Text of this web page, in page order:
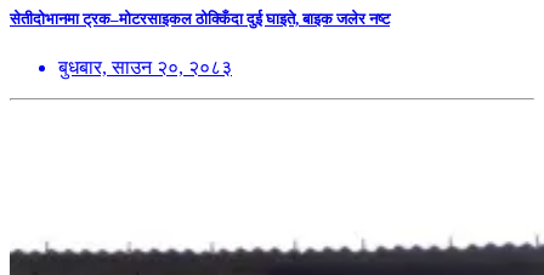
सेतीदोभानमा ट्रक–मोटरसाइकल ठोक्किँदा दुई घाइते, बाइक जलेर नष्ट
बुधबार, साउन २०, २०८३